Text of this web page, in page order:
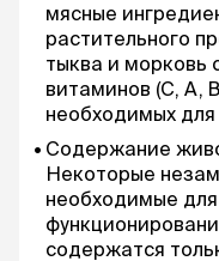
мясные
растительного
тыква и морковь
витаминов (C, A,
необходимых
Содержание
Некоторые
необходимые
содержатся